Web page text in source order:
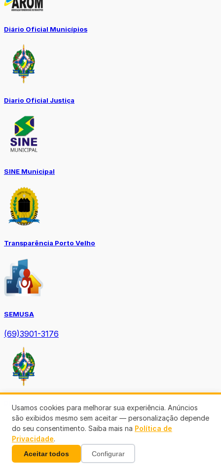
Diário Oficial Municípios
Diario Oficial Justiça
SINE Municipal
Transparência Porto Velho
SEMUSA
(69)3901-3176
Diário Oficial TCE-RO
Usamos cookies para melhorar sua experiência. Anúncios
são exibidos mesmo sem aceitar — personalização depende
do seu consentimento. Saiba mais na Política de
Privacidade.
Aceitar todos Configurar